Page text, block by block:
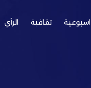
اسبوعية ثقافية الرأي